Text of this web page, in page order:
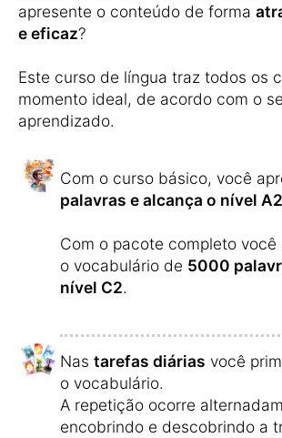
apresente o conteúdo de forma
e eficaz?
Este curso de língua traz todos os
momento ideal, de acordo com o
aprendizado.
Com o curso básico, você
palavras e alcança o nível A2
Com o pacote completo
o vocabulário de 5000
nível C2.
Nas tarefas diárias você
o vocabulário.
A repetição ocorre
encobrindo e descobrindo a